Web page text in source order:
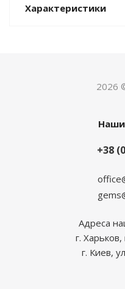
Характеристики
2026
+38
Адреса
г.
г. Киев,